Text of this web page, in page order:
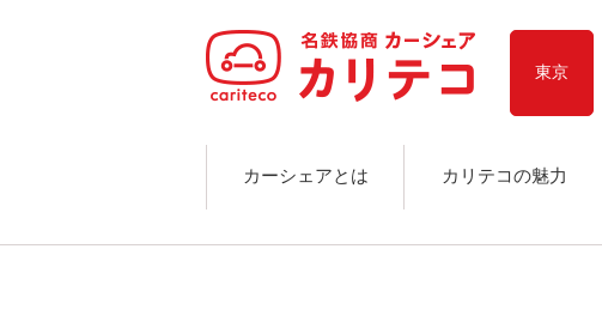
東京
カーシェアとは カリテコの魅力